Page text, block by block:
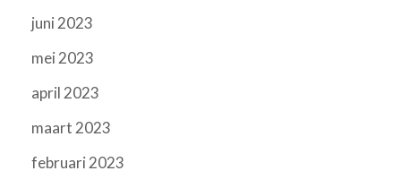
juni 2023
mei 2023
april 2023
maart 2023
februari 2023